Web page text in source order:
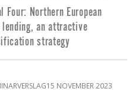
Four: Northern European
an attractive
strategy
15 NOVEMBER 2023